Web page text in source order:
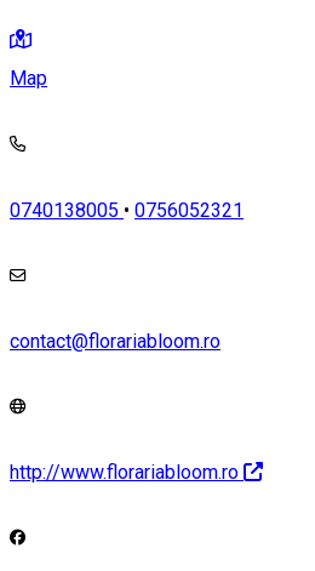
Map
0740138005 • 0756052321
contact@florariabloom.ro
http://www.florariabloom.ro